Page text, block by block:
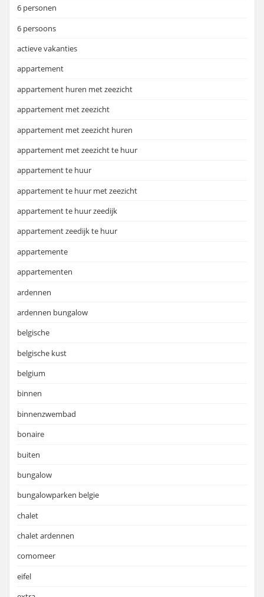
6 personen
6 persoons
actieve vakanties
appartement
appartement huren met zeezicht
appartement met zeezicht
appartement met zeezicht huren
appartement met zeezicht te huur
appartement te huur
appartement te huur met zeezicht
appartement te huur zeedijk
appartement zeedijk te huur
appartemente
appartementen
ardennen
ardennen bungalow
belgische
belgische kust
belgium
binnen
binnenzwembad
bonaire
buiten
bungalow
bungalowparken belgie
chalet
chalet ardennen
comomeer
eifel